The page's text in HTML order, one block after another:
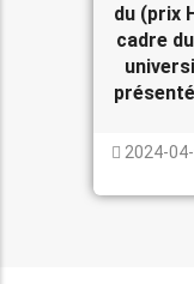
du (prix
cadre
2024-